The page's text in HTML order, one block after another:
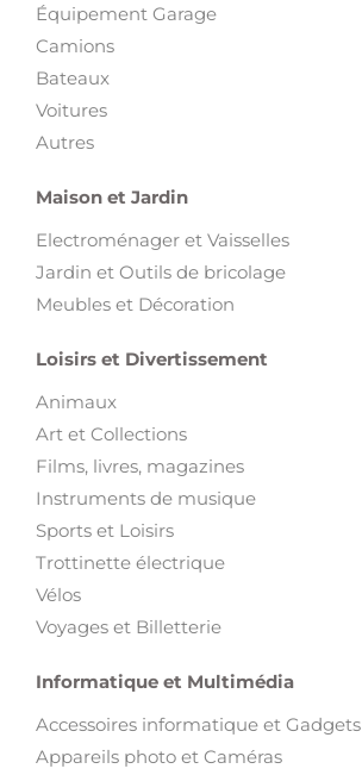
Équipement Garage
Camions
Bateaux
Voitures
Autres
Maison et Jardin
Electroménager et Vaisselles
Jardin et Outils de bricolage
Meubles et Décoration
Loisirs et Divertissement
Animaux
Art et Collections
Films, livres, magazines
Instruments de musique
Sports et Loisirs
Trottinette électrique
Vélos
Voyages et Billetterie
Informatique et Multimédia
Accessoires informatique et Gadgets
Appareils photo et Caméras